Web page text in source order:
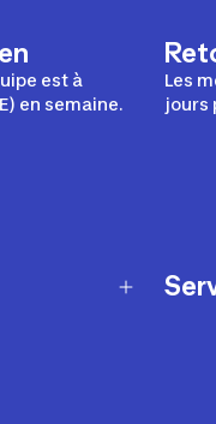
est à
en semaine.
Les
jours